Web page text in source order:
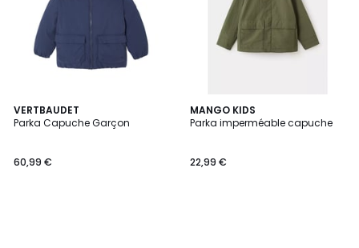
VERTBAUDET
Parka Capuche Garçon
60,99 €
MANGO KIDS
Parka imperméable capuche
22,99 €